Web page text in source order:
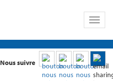
Toggle
Nous suivre